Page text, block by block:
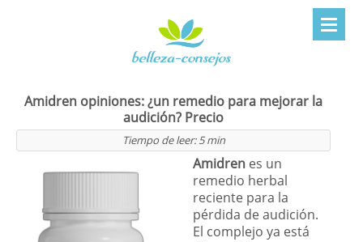
Amidren opiniones: ¿un remedio para mejorar la
audición? Precio
Tiempo de leer:5 min
Amidren es un
remedio herbal
reciente para la
pérdida de audición.
El complejo ya está